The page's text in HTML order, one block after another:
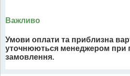
Важливо
Умови оплати та приблизна
уточнюються менеджером при
замовлення.